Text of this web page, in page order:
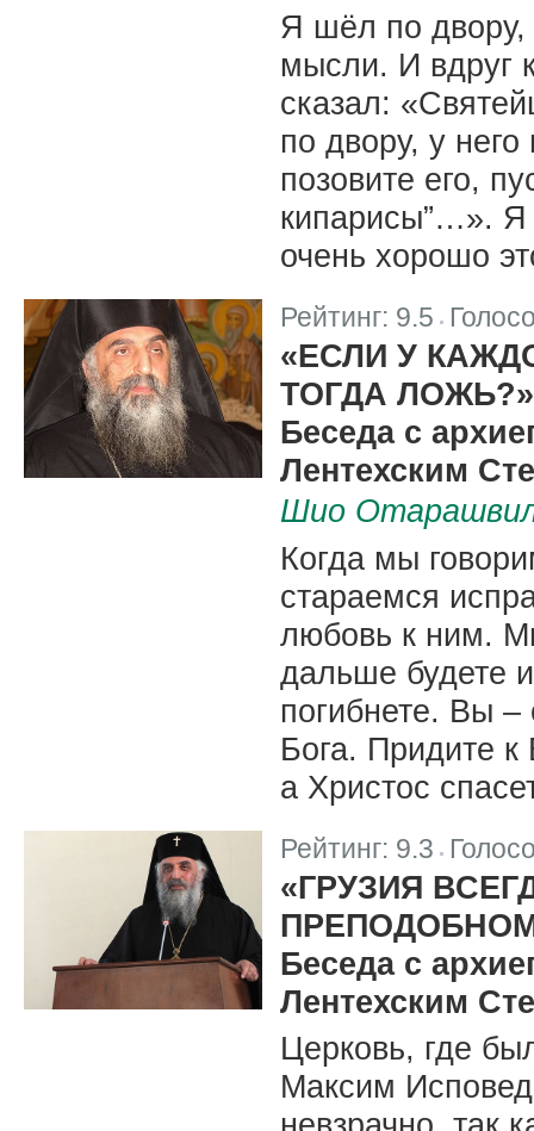
Я шёл по двору,
мысли. И вдруг
сказал:
по двору, у
позовите его,
кипарисы”…». Я
очень хорошо
Рейтинг: 9.5 |
«ЕСЛИ У
ТОГДА ЛОЖЬ?»
Беседа с
Лентехским
Шио
Когда мы
стараемся
любовь к ним.
дальше будете
погибнете. Вы
Бога. Придите к
а Христос
Рейтинг: 9.3 |
«ГРУЗИЯ
Беседа с
Лентехским
Церковь, где
Максим